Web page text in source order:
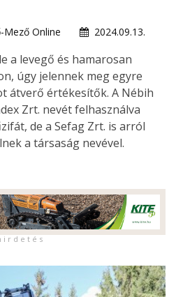
Mező Online
2024.09.13.
a levegő és hamarosan
úgy jelennek meg egyre
átverő értékesítők. A Nébih
Zrt. nevét felhasználva
de a Sefag Zrt. is arról
a társaság nevével.
i r d e t é s